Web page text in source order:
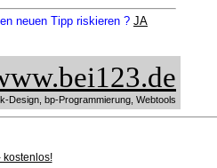
neuen Tipp riskieren ? JA
Design, bp-Programmierung, Webtools
kostenlos!